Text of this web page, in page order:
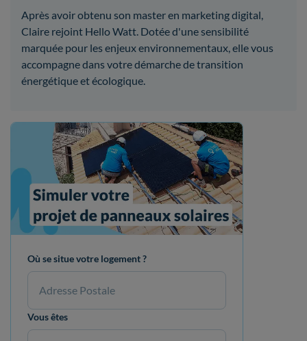
Où se situe votre logement ?
Vous êtes
Après avoir obtenu son master en marketing digital,
Claire rejoint Hello Watt. Dotée d'une sensibilité
marquée pour les enjeux environnementaux, elle vous
accompagne dans votre démarche de transition
énergétique et écologique.